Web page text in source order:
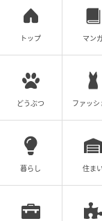
者一人ひとりの
大切な思い出
今回は、「入学
いての世の中の
子どもの顔や
ルにつながる
トップ マン
どうぶつ ファッシ
暮らし 住まい